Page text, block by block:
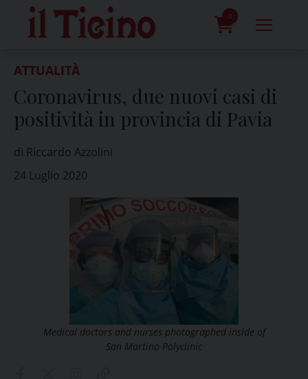
content
0
ATTUALITÀ
Coronavirus, due nuovi casi di
positività in provincia di Pavia
di Riccardo Azzolini
24 Luglio 2020
Medical doctors and nurses photographed inside of
San Martino Polyclinic